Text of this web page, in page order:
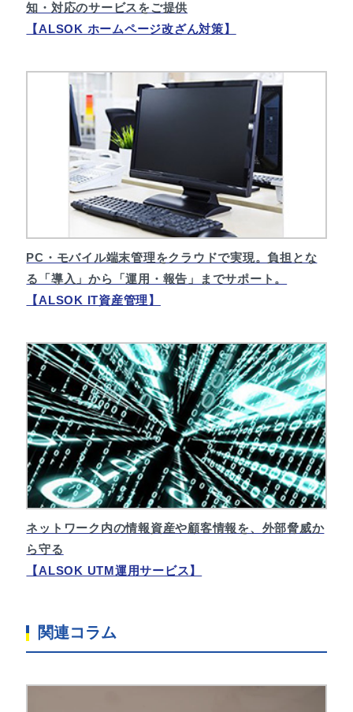
知・対応のサービスをご提供
【ALSOK ホームページ改ざん対策】
PC・モバイル端末管理をクラウドで実現。負担とな
る「導入」から「運用・報告」までサポート。
【ALSOK IT資産管理】
ネットワーク内の情報資産や顧客情報を、外部脅威か
ら守る
【ALSOK UTM運用サービス】
関連コラム